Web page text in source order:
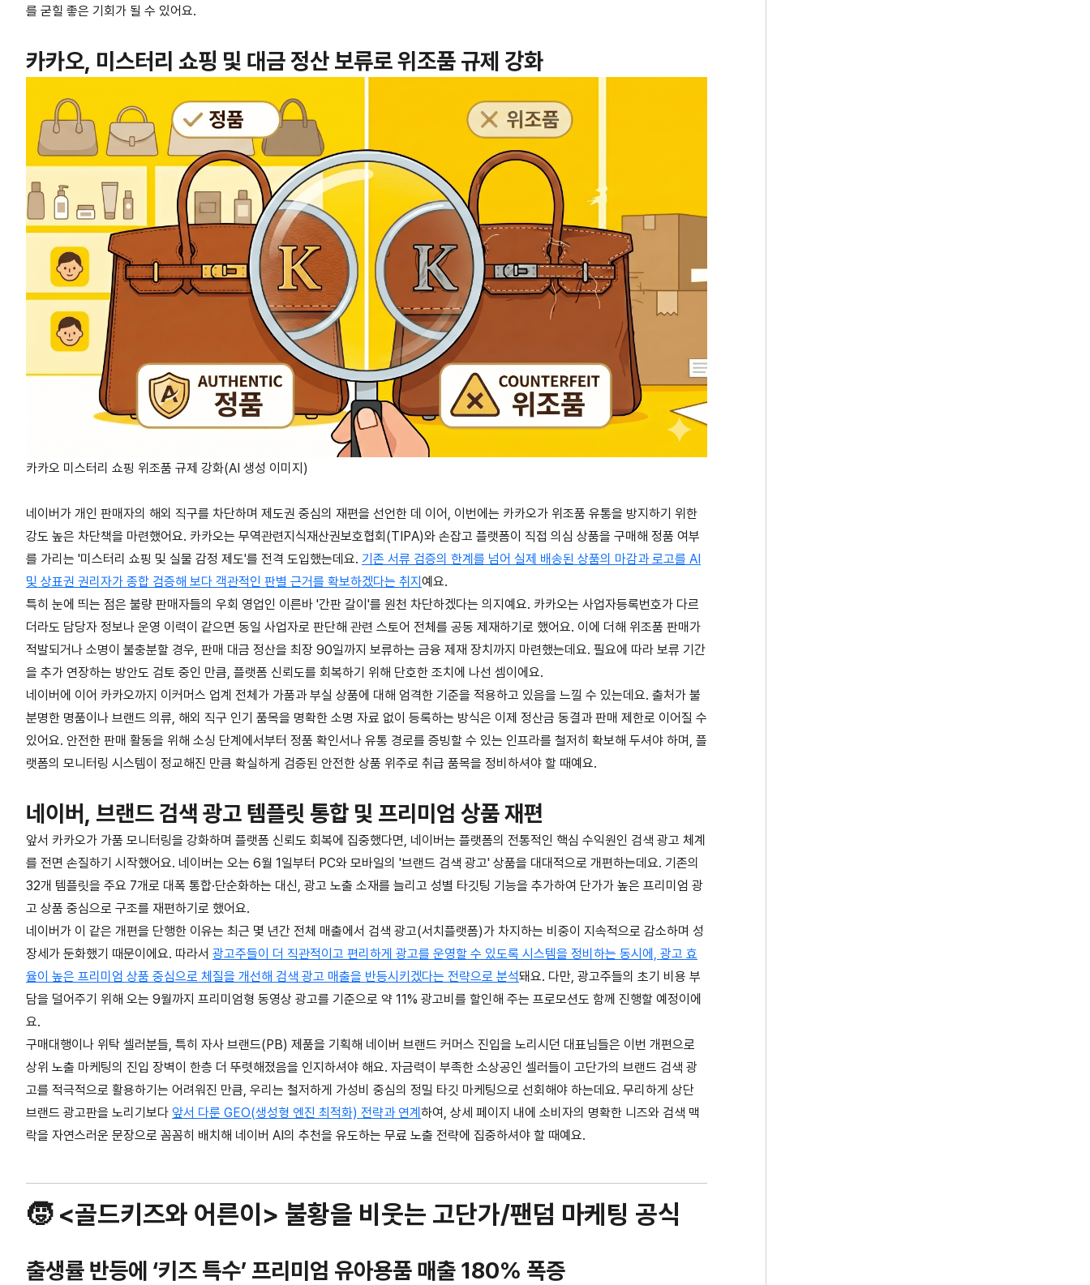
를 굳힐 좋은 기회가 될 수 있어요.
카카오, 미스터리 쇼핑 및 대금 정산 보류로 위조품 규제 강화
카카오 미스터리 쇼핑 위조품 규제 강화(AI 생성 이미지)
네이버가 개인 판매자의 해외 직구를 차단하며 제도권 중심의 재편을 선언한 데 이어, 이번에는 카카오가 위조품 유통을 방지하기 위한
강도 높은 차단책을 마련했어요. 카카오는 무역관련지식재산권보호협회(TIPA)와 손잡고 플랫폼이 직접 의심 상품을 구매해 정품 여부
를 가리는 '미스터리 쇼핑 및 실물 감정 제도'를 전격 도입했는데요. 기존 서류 검증의 한계를 넘어 실제 배송된 상품의 마감과 로고를 AI
및 상표권 권리자가 종합 검증해 보다 객관적인 판별 근거를 확보하겠다는 취지예요.
특히 눈에 띄는 점은 불량 판매자들의 우회 영업인 이른바 '간판 갈이'를 원천 차단하겠다는 의지예요. 카카오는 사업자등록번호가 다르
더라도 담당자 정보나 운영 이력이 같으면 동일 사업자로 판단해 관련 스토어 전체를 공동 제재하기로 했어요. 이에 더해 위조품 판매가
적발되거나 소명이 불충분할 경우, 판매 대금 정산을 최장 90일까지 보류하는 금융 제재 장치까지 마련했는데요. 필요에 따라 보류 기간
을 추가 연장하는 방안도 검토 중인 만큼, 플랫폼 신뢰도를 회복하기 위해 단호한 조치에 나선 셈이에요.
네이버에 이어 카카오까지 이커머스 업계 전체가 가품과 부실 상품에 대해 엄격한 기준을 적용하고 있음을 느낄 수 있는데요. 출처가 불
분명한 명품이나 브랜드 의류, 해외 직구 인기 품목을 명확한 소명 자료 없이 등록하는 방식은 이제 정산금 동결과 판매 제한로 이어질 수
있어요. 안전한 판매 활동을 위해 소싱 단계에서부터 정품 확인서나 유통 경로를 증빙할 수 있는 인프라를 철저히 확보해 두셔야 하며, 플
랫폼의 모니터링 시스템이 정교해진 만큼 확실하게 검증된 안전한 상품 위주로 취급 품목을 정비하셔야 할 때예요.
네이버, 브랜드 검색 광고 템플릿 통합 및 프리미엄 상품 재편
앞서 카카오가 가품 모니터링을 강화하며 플랫폼 신뢰도 회복에 집중했다면, 네이버는 플랫폼의 전통적인 핵심 수익원인 검색 광고 체계
를 전면 손질하기 시작했어요. 네이버는 오는 6월 1일부터 PC와 모바일의 '브랜드 검색 광고' 상품을 대대적으로 개편하는데요. 기존의
32개 템플릿을 주요 7개로 대폭 통합·단순화하는 대신, 광고 노출 소재를 늘리고 성별 타깃팅 기능을 추가하여 단가가 높은 프리미엄 광
고 상품 중심으로 구조를 재편하기로 했어요.
네이버가 이 같은 개편을 단행한 이유는 최근 몇 년간 전체 매출에서 검색 광고(서치플랫폼)가 차지하는 비중이 지속적으로 감소하며 성
장세가 둔화했기 때문이에요. 따라서 광고주들이 더 직관적이고 편리하게 광고를 운영할 수 있도록 시스템을 정비하는 동시에, 광고 효
율이 높은 프리미엄 상품 중심으로 체질을 개선해 검색 광고 매출을 반등시키겠다는 전략으로 분석돼요. 다만, 광고주들의 초기 비용 부
담을 덜어주기 위해 오는 9월까지 프리미엄형 동영상 광고를 기준으로 약 11% 광고비를 할인해 주는 프로모션도 함께 진행할 예정이에
요.
구매대행이나 위탁 셀러분들, 특히 자사 브랜드(PB) 제품을 기획해 네이버 브랜드 커머스 진입을 노리시던 대표님들은 이번 개편으로
상위 노출 마케팅의 진입 장벽이 한층 더 뚜렷해졌음을 인지하셔야 해요. 자금력이 부족한 소상공인 셀러들이 고단가의 브랜드 검색 광
고를 적극적으로 활용하기는 어려워진 만큼, 우리는 철저하게 가성비 중심의 정밀 타깃 마케팅으로 선회해야 하는데요. 무리하게 상단
브랜드 광고판을 노리기보다 앞서 다룬 GEO(생성형 엔진 최적화) 전략과 연계하여, 상세 페이지 내에 소비자의 명확한 니즈와 검색 맥
락을 자연스러운 문장으로 꼼꼼히 배치해 네이버 AI의 추천을 유도하는 무료 노출 전략에 집중하셔야 할 때예요.
🧒 <골드키즈와 어른이> 불황을 비웃는 고단가/팬덤 마케팅 공식
출생률 반등에 ‘키즈 특수’ 프리미엄 유아용품 매출 180% 폭증